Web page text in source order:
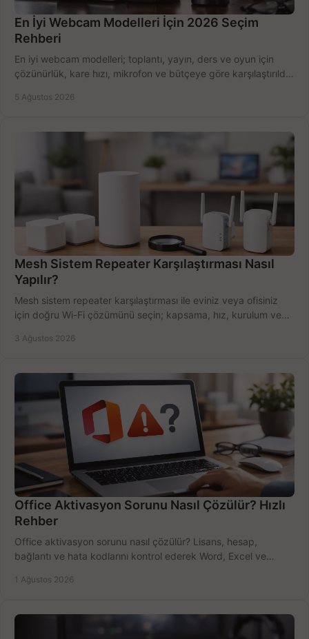
En İyi Webcam Modelleri İçin 2026 Seçim
Rehberi
En iyi webcam modelleri; toplantı, yayın, ders ve oyun için
çözünürlük, kare hızı, mikrofon ve bütçeye göre karşılaştırıldı.
5 Ağustos 2026
Mesh Sistem Repeater Karşılaştırması Nasıl
Yapılır?
Mesh sistem repeater karşılaştırması ile eviniz veya ofisiniz
için doğru Wi-Fi çözümünü seçin; kapsama, hız, kurulum ve
3 Ağustos 2026
Office Aktivasyon Sorunu Nasıl Çözülür? Hızlı
Rehber
Office aktivasyon sorunu nasıl çözülür? Lisans, hesap,
bağlantı ve hata kodlarını kontrol ederek Word, Excel ve
1 Ağustos 2026